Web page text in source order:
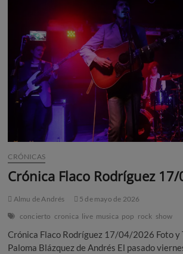
CRÓNICAS
Crónica Flaco Rodríguez
Almu de Andrés
5 de mayo de 2026
concierto cronica live musica pop rock show
Crónica Flaco Rodríguez 17/04/2026 Foto y
Paloma Blázquez de Andrés El pasado